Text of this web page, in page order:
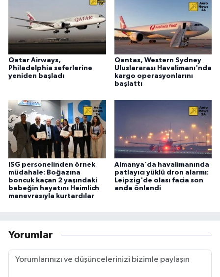
Qatar Airways,
Philadelphia seferlerine
yeniden başladı
Qantas, Western Sydney
Uluslararası Havalimanı'nda
kargo operasyonlarını
başlattı
ISG personelinden örnek
müdahale: Boğazına
boncuk kaçan 2 yaşındaki
bebeğin hayatını Heimlich
manevrasıyla kurtardılar
Almanya'da havalimanında
patlayıcı yüklü dron alarmı:
Leipzig'de olası facia son
anda önlendi
Yorumlar